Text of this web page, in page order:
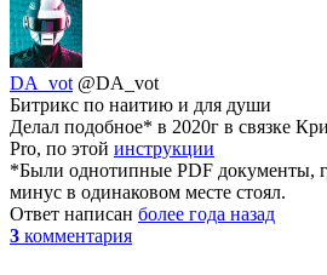
DA_vot @DA_vot
Битрикс по наитию и для души
Делал подобное* в 2020г в связке
Pro, по этой инструкции
*Были однотипные PDF документы,
минус в одинаковом месте стоял.
Ответ написан более года назад
3 комментария